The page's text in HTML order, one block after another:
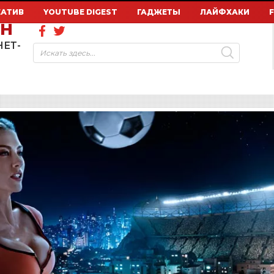
YOUTUBE DIGEST ГАДЖЕТЫ ЛАЙФХАКИ